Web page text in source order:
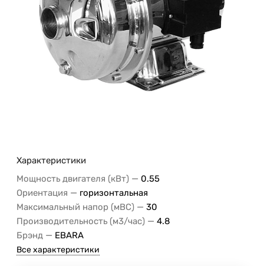
Характеристики
Мощность двигателя (кВт) — 0.55
Ориентация — горизонтальная
Максимальный напор (мВС) — 30
Производительность (м3/час) — 4.8
Брэнд — EBARA
Все характеристики